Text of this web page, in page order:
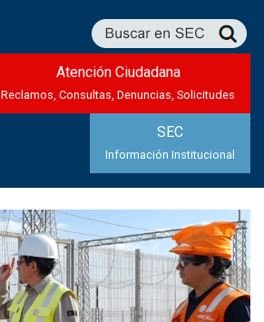
Atención Ciudadana
Reclamos, Consultas, Denuncias, Solicitudes
SEC
Información Institucional